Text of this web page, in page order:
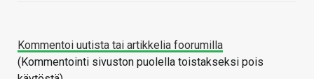
Kommentoi uutista tai artikkelia foorumilla
(Kommentointi sivuston puolella toistakseksi pois